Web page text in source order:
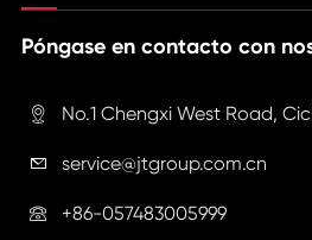
Póngase en contacto con
 No.1 Chengxi West Road,
 service@jtgroup.com.cn
 +86-057483005999